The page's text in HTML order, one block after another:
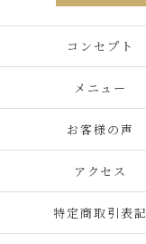
コンセプト
メニュー
お客様の声
アクセス
特定商取引表記